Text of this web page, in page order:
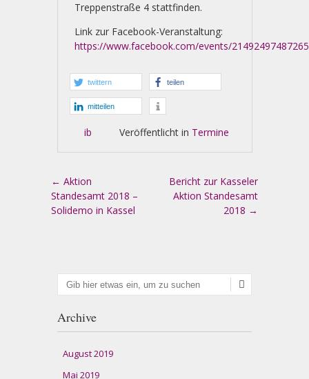
Treppenstraße 4 stattfinden.
Link zur Facebook-Veranstaltung:
https://www.facebook.com/events/
twittern teilen
mitteilen
ib Veröffentlicht in Termine
Artikel-Navigation
← Aktion
Standesamt 2018 –
Solidemo in Kassel
Bericht zur Kasseler
Aktion Standesamt
2018 →
Suchen
Archive
August 2019
Mai 2019